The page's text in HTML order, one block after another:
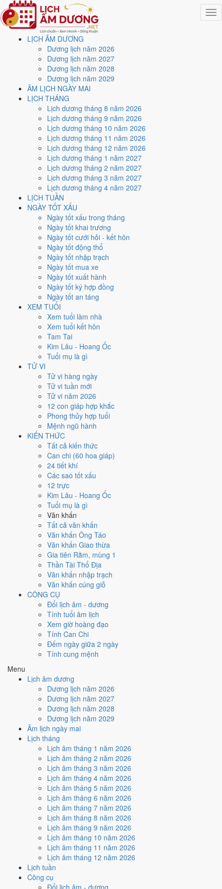
LỊCH ÂM DƯƠNG
Dương lịch năm 2026
Dương lịch năm 2027
Dương lịch năm 2028
Dương lịch năm 2029
ÂM LỊCH NGÀY MAI
LỊCH THÁNG
Lịch dương tháng 8 năm 2026
Lịch dương tháng 9 năm 2026
Lịch dương tháng 10 năm 2026
Lịch dương tháng 11 năm 2026
Lịch dương tháng 12 năm 2026
Lịch dương tháng 1 năm 2027
Lịch dương tháng 2 năm 2027
Lịch dương tháng 3 năm 2027
Lịch dương tháng 4 năm 2027
LỊCH TUẦN
NGÀY TỐT XẤU
Ngày tốt xấu trong tháng
Ngày tốt khai trương
Ngày tốt cưới hỏi - kết hôn
Ngày tốt động thổ
Ngày tốt nhập trạch
Ngày tốt mua xe
Ngày tốt xuất hành
Ngày tốt ký hợp đồng
Ngày tốt an táng
XEM TUỔI
Xem tuổi làm nhà
Xem tuổi kết hôn
Tam Tai
Kim Lâu - Hoang Ốc
Tuổi mụ là gì
TỬ VI
Tử vi hàng ngày
Tử vi tuần mới
Tử vi năm 2026
12 con giáp hợp khắc
Phong thủy hợp tuổi
Mệnh ngũ hành
KIẾN THỨC
Tất cả kiến thức
Can chi (60 hoa giáp)
24 tiết khí
Các sao tốt xấu
12 trực
Kim Lâu - Hoang Ốc
Tuổi mụ là gì
Văn khấn
Tất cả văn khấn
Văn khấn Ông Táo
Văn khấn Giao thừa
Gia tiên Rằm, mùng 1
Thần Tài Thổ Địa
Văn khấn nhập trạch
Văn khấn cúng giỗ
CÔNG CỤ
Đổi lịch âm - dương
Tính tuổi âm lịch
Xem giờ hoàng đạo
Tính Can Chi
Đếm ngày giữa 2 ngày
Tính cung mệnh
Menu
Lịch âm dương
Dương lịch năm 2026
Dương lịch năm 2027
Dương lịch năm 2028
Dương lịch năm 2029
Âm lịch ngày mai
Lịch tháng
Lịch âm tháng 1 năm 2026
Lịch âm tháng 2 năm 2026
Lịch âm tháng 3 năm 2026
Lịch âm tháng 4 năm 2026
Lịch âm tháng 5 năm 2026
Lịch âm tháng 6 năm 2026
Lịch âm tháng 7 năm 2026
Lịch âm tháng 8 năm 2026
Lịch âm tháng 9 năm 2026
Lịch âm tháng 10 năm 2026
Lịch âm tháng 11 năm 2026
Lịch âm tháng 12 năm 2026
Lịch tuần
Công cụ
Đổi lịch âm - dương
Trang chủ
Lịch năm 1975
Tháng 12/1975
Ngày 2/12/1975 (Nhâm Ngọ)
Xem ngày2/12/1975
lịch - Ngày 30/10 âm lịch
(Nhâm Ngọ) tốt hay xấu?
Ngày 2/12/1975 dương lịch (Thứ Ba) là ngày 30/10/1975 âm lịch
Nhâm Ngọ- Can khắc Chi, Trực Nguy, Sao Thất, nạp âm
Dương Liễu Mộc. Tổng hòa, đây làNgày Bình Hòa
cho các việc quan trọng. Giờ Hoàng Đạo trong ngày:
Sửu, Mão, Ngọ, Thân, Dậu
Ngày Dương
Tháng 12 năm 1975
Tháng 10 âm năm 1975
Tiết Tiểu Tuyết
Canh Tý
Ất Mão
Ngày Nhâm Ngọ có TrựcNguy
nhưng gặp SaoThanh Long hoàng đạo
5.3/10nên đây làNgày Bình Hòa
thường ngày.
Tuất, Dần, Mùihợp ngày; tuổi
Ngày 2/12/1975 tốt hay xấu cho
việc gì?
Ngày 2/12/1975 đạt5.3/10
Xây nhà - lập trụ (8/10), thấp nhất là
Nguy (ngày nguy hiểm, đầy biến động) nhưng gặp Sao Thanh Long
hoàng đạo nên điểm từng việc chênh nhau như bảng dưới.
Cưới hỏi - đính hôn
Tốt
Cưới hỏi - đính hôn hôm nay ở
Hoàng Đạo.
Cách tính ngày tốt
Khai trương - mở cửa hàng
6 /10Tốt
Khai trương - mở cửa hàng hôm nay ở
Ngày Hoàng Đạo .
Cách tính ngày tốt
Ký hợp đồng - giao ước
Trung bình
Ký hợp đồng - giao ước hôm nay ở
hợp
Cách tính ngày tốt
Động thổ - khởi công
Trung bình
Động thổ - khởi công hôm nay ở
hợp
Sao Thất và Ngày Hoàng Đạo
giảm điểm.
Cách tính ngày tốt
Nhập trạch - vào nhà mới
Tốt
Nhập trạch - vào nhà mới hôm nay ở
Ngày Hoàng Đạo.
Cách tính ngày tốt
Mua xe - tậu xe
Trung bình
Mua xe - tậu xe hôm nay ởmức trung bình (4/10)
Ngày Hoàng Đạo, nhưng Trực Nguy kéo giảm điểm.
Cách tính ngày tốt
✈️
Xuất hành - đi xa
6 /10Tốt
Xuất hành - đi xa hôm nay ở